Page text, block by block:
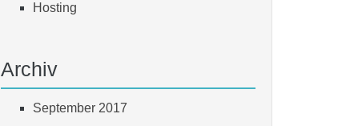
Hosting
Archiv
September 2017